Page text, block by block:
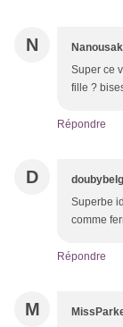
N
Super ce
fille ?
Répondre
D doubybelg
Superbe
comme
Répondre
M